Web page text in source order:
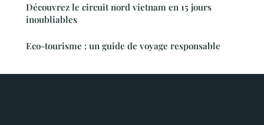
Découvrez le circuit nord vietnam en 15 jours
inoubliables
Eco-tourisme : un guide de voyage responsable